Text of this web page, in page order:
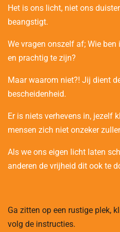
Het is ons licht, niet ons
beangstigt.
We vragen onszelf af; Wie
en prachtig te zijn?
Maar waarom niet?! Jij dient
bescheidenheid.
Er is niets verhevens in, jezelf
mensen zich niet onzeker
Als we ons eigen licht laten
anderen de vrijheid dit ook te
Ga zitten op een rustige plek,
volg de instructies.